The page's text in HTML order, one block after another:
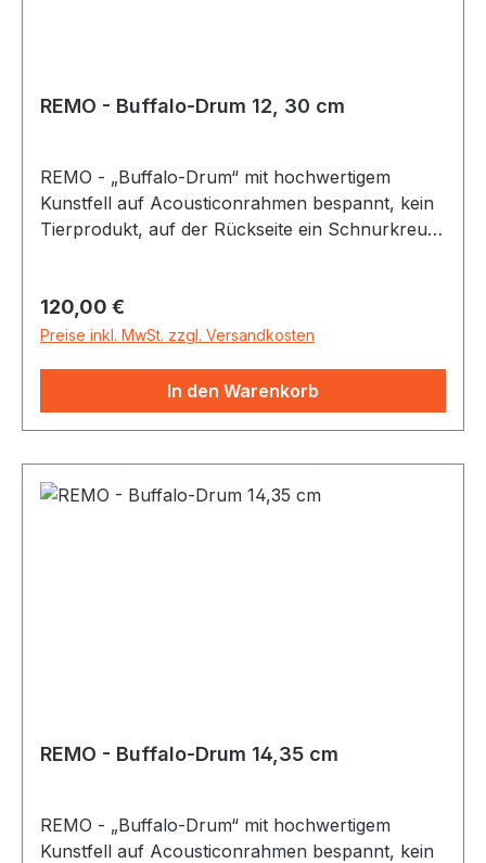
REMO - Buffalo-Drum 12, 30 cm
REMO - „Buffalo-Drum“ mit hochwertigem
Kunstfell auf Acousticonrahmen bespannt, kein
Tierprodukt, auf der Rückseite ein Schnurkreuz
Wetter im Freien.
Regulärer Preis:
120,00 €
Preise inkl. MwSt. zzgl. Versandkosten
In den Warenkorb
REMO - Buffalo-Drum 14,35 cm
REMO - „Buffalo-Drum“ mit hochwertigem
Kunstfell auf Acousticonrahmen bespannt, kein